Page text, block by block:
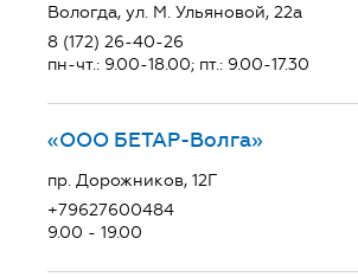
Вологда, ул. М. Ульяновой, 22а
8 (172) 26-40-26
пн-чт.: 9.00-18.00; пт.: 9.00-17.30
«ООО БЕТАР-Волга»
пр. Дорожников, 12Г
+79627600484
9.00 - 19.00